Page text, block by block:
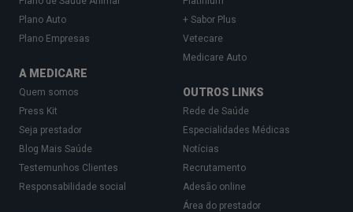
Plano Auto
Plano Empresas
A MEDICARE
Quem somos
Press Kit
Seja prestador
Blog Mais Saúde
Testemunhos Clientes
Responsabilidade social
+ Sabor Plus
Vetecare
Medicare Auto
OUTROS LINKS
Rede de Saúde
Especialidades Médicas
Notícias
Recrutamento
Adesão online
Área do prestador